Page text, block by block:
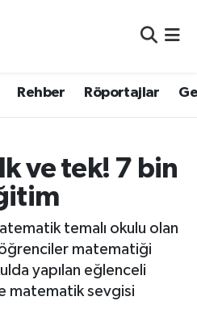
Rehber Röportajlar
ve tek! 7 bin
temalı okulu olan
matematiği
yapılan eğlenceli
matematik sevgisi
Haritası
ve Fikstür